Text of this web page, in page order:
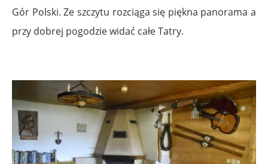
Gór Polski. Ze szczytu rozciąga się piękna panorama a
przy dobrej pogodzie widać całe Tatry.